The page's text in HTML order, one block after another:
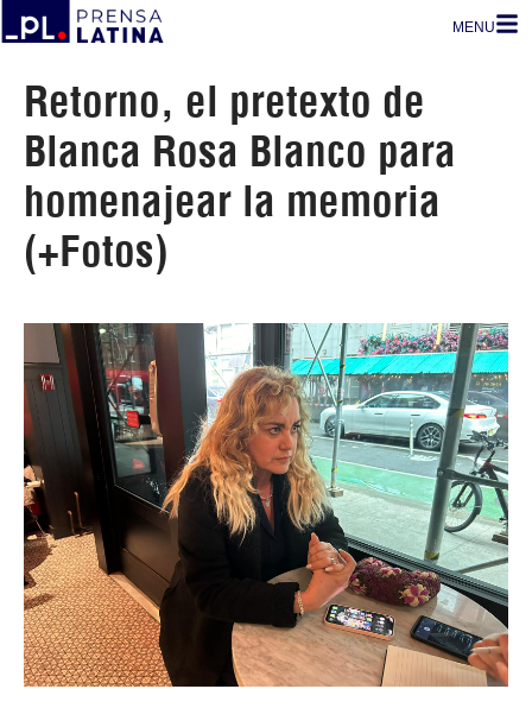
MENU
Retorno, el pretexto de
Blanca Rosa Blanco para
homenajear la memoria
(+Fotos)